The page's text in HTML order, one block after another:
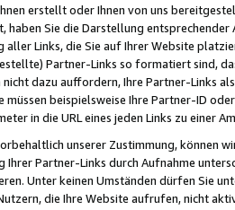
erstellt oder Ihnen von uns
haben Sie die Darstellung
aller Links, die Sie auf Ihrer Website
Partner-Links so formatiert sind,
dazu auffordern, Ihre Partner-Links
müssen beispielsweise Ihre Partner-ID
in die URL eines jeden Links zu einer
unserer Zustimmung, können
Ihrer Partner-Links durch Aufnahme
Unter keinen Umständen dürfen Sie
die Ihre Website aufrufen, nicht